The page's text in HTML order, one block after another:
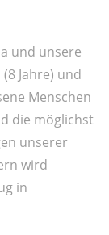
und unsere
Jahre) und
Menschen
die möglichst
unserer
wird
in